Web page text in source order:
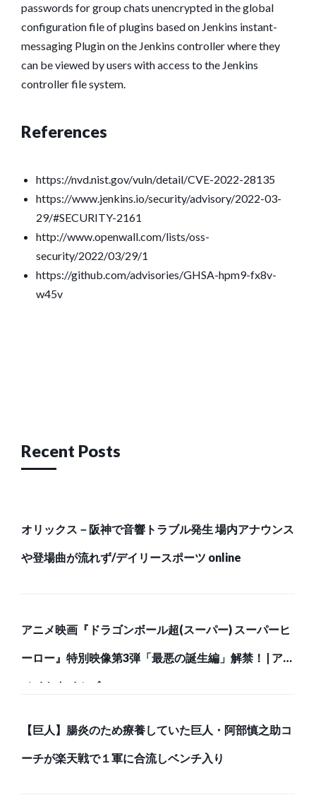
passwords for group chats unencrypted in the global
configuration file of plugins based on Jenkins instant-
messaging Plugin on the Jenkins controller where they
can be viewed by users with access to the Jenkins
controller file system.
References
https://nvd.nist.gov/vuln/detail/CVE-2022-28135
https://www.jenkins.io/security/advisory/2022-03-
29/#SECURITY-2161
http://www.openwall.com/lists/oss-
security/2022/03/29/1
https://github.com/advisories/GHSA-hpm9-fx8v-
w45v
Recent Posts
オリックス－阪神で音響トラブル発生 場内アナウンス
や登場曲が流れず/デイリースポーツ online
アニメ映画『ドラゴンボール超(スーパー) スーパーヒ
ーロー』特別映像第3弾「最悪の誕生編」解禁！ | アニ
メイトタイムズ
【巨人】腸炎のため療養していた巨人・阿部慎之助コ
ーチが楽天戦で１軍に合流しベンチ入り